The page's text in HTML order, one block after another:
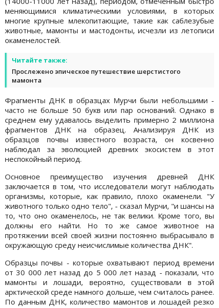
меняющимися климатическими условиями, в которых
многие крупные млекопитающие, такие как саблезубые
животные, мамонты и мастодонты, исчезли из летописи
окаменелостей.
Читайте также:
Прослежено эпическое путешествие шерстистого
мамонта
Фрагменты ДНК в образцах Мурчи были небольшими -
часто не больше 50 букв или пар оснований. Однако в
среднем ему удавалось выделить примерно 2 миллиона
фрагментов ДНК на образец. Анализируя ДНК из
образцов почвы известного возраста, он косвенно
наблюдал за эволюцией древних экосистем в этот
неспокойный период.
Основное преимущество изучения древней ДНК
заключается в том, что исследователи могут наблюдать
организмы, которые, как правило, плохо окаменели. "У
животного только одно тело", - сказал Мурчи, "и шансы на
то, что оно окаменелось, не так велики. Кроме того, вы
должны его найти. Но то же самое животное на
протяжении всей своей жизни постоянно выбрасывало в
окружающую среду неисчислимые количества ДНК".
Образцы почвы - которые охватывают период времени
от 30 000 лет назад до 5 000 лет назад - показали, что
мамонты и лошади, вероятно, существовали в этой
арктической среде намного дольше, чем считалось ранее.
По данным ДНК, количество мамонтов и лошадей резко